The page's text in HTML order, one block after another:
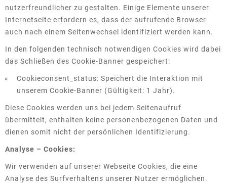
nutzerfreundlicher zu gestalten. Einige Elemente unserer
Internetseite erfordern es, dass der aufrufende Browser
auch nach einem Seitenwechsel identifiziert werden kann.
In den folgenden technisch notwendigen Cookies wird dabei
das Schließen des Cookie-Banner gespeichert:
Cookieconsent_status: Speichert die Interaktion mit
unserem Cookie-Banner (Gültigkeit: 1 Jahr).
Diese Cookies werden uns bei jedem Seitenaufruf
übermittelt, enthalten keine personenbezogenen Daten und
dienen somit nicht der persönlichen Identifizierung.
Analyse – Cookies:
Wir verwenden auf unserer Webseite Cookies, die eine
Analyse des Surfverhaltens unserer Nutzer ermöglichen.